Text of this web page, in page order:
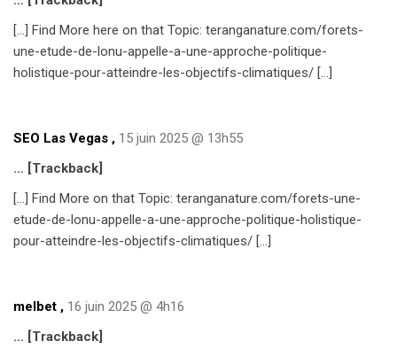
[…] Find More here on that Topic: teranganature.com/forets-
une-etude-de-lonu-appelle-a-une-approche-politique-
holistique-pour-atteindre-les-objectifs-climatiques/ […]
SEO Las Vegas , 15 juin 2025 @ 13h55
… [Trackback]
[…] Find More on that Topic: teranganature.com/forets-une-
etude-de-lonu-appelle-a-une-approche-politique-holistique-
pour-atteindre-les-objectifs-climatiques/ […]
melbet , 16 juin 2025 @ 4h16
… [Trackback]